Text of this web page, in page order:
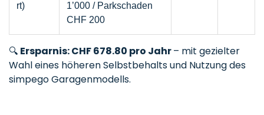
rt)
1’000 / Parkschaden
CHF 200
🔍 Ersparnis: CHF 678.80 pro Jahr– mit gezielter
Wahl eines höheren Selbstbehalts und Nutzung des
simpego Garagenmodells.